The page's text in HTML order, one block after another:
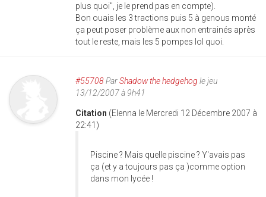
plus quoi", je le prend pas en compte).
Bon ouais les 3 tractions puis 5 à genous monté
ça peut poser problème aux non entrainés après
tout le reste, mais les 5 pompes lol quoi.
#55708ParShadow the hedgehog le jeu
13/12/2007 à 9h41
Citation (Elenna le Mercredi 12 Décembre 2007 à
22:41)
Piscine ? Mais quelle piscine ? Y'avais pas
ça (et y a toujours pas ça )comme option
dans mon lycée !